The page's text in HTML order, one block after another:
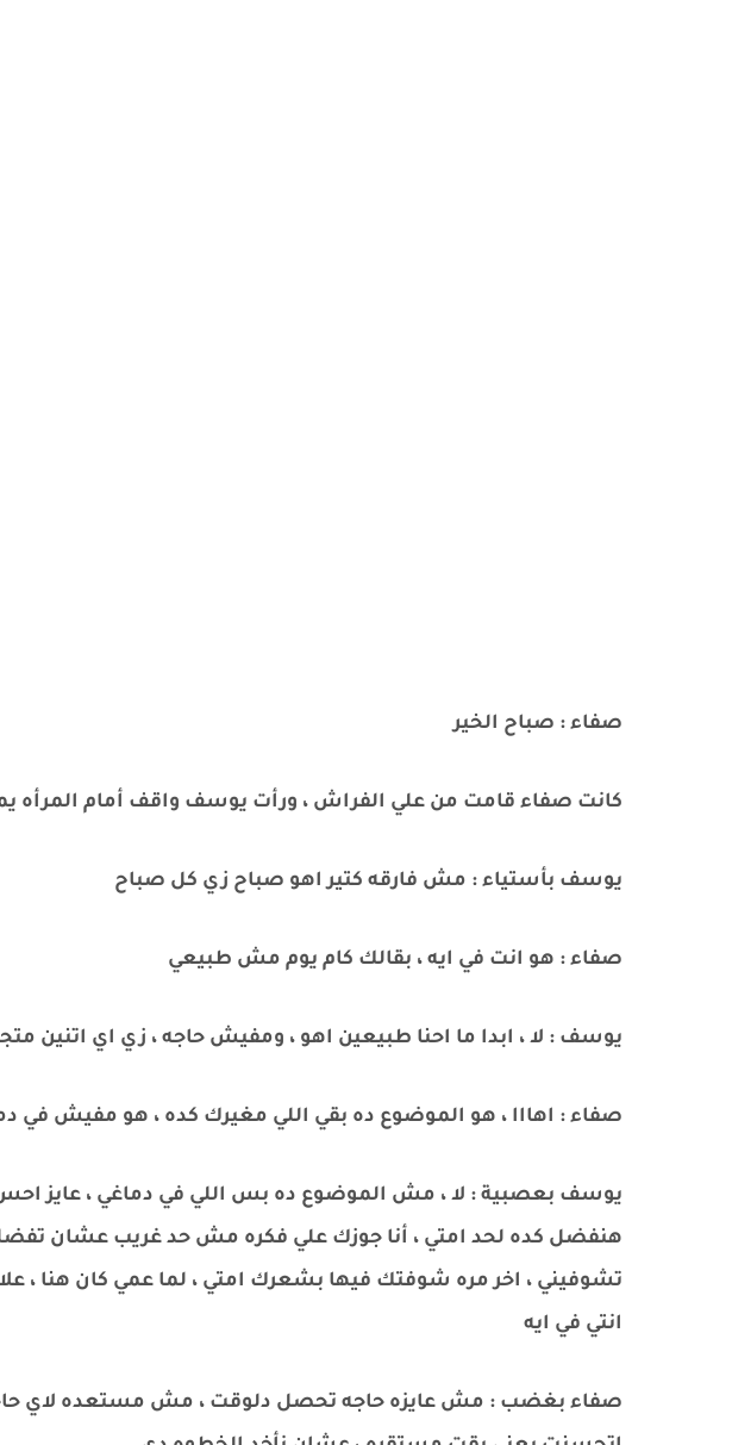
صفاء : صباح الخير
كانت صفاء قامت من علي الفراش ، ورأت يوسف واقف أمام
يوسف بأستياء : مش فارقه كتير اهو صباح زي كل صباح
صفاء : هو انت في ايه ، بقالك كام يوم مش طبيعي
يوسف : لا ، ابدا ما احنا طبيعين اهو ، ومفيش حاجه ، زي اي اتنين
صفاء : اهااا ، هو الموضوع ده بقي اللي مغيرك كده ، هو مفيش في
يوسف بعصبية : لا ، مش الموضوع ده بس اللي في دماغي ، عايز احس
هنفضل كده لحد امتي ، أنا جوزك علي فكره مش حد غريب عشان
تشوفيني ، اخر مره شوفتك فيها بشعرك امتي ، لما عمي كان هنا ،
انتي في ايه
صفاء بغضب : مش عايزه حاجه تحصل دلوقت ، مش مستعده لاي حاجه